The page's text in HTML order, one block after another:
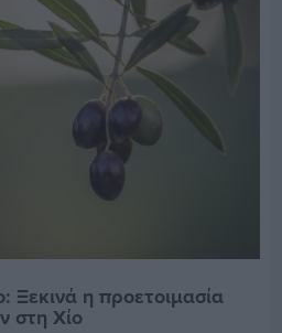
Ξεκινά η προετοιμασία
στη Χίο